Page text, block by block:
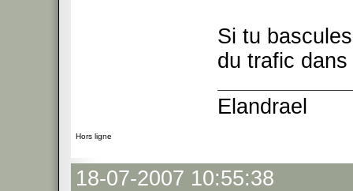
Si tu
du trafic
Elandrael
Hors ligne
18-07-2007 10:55:38